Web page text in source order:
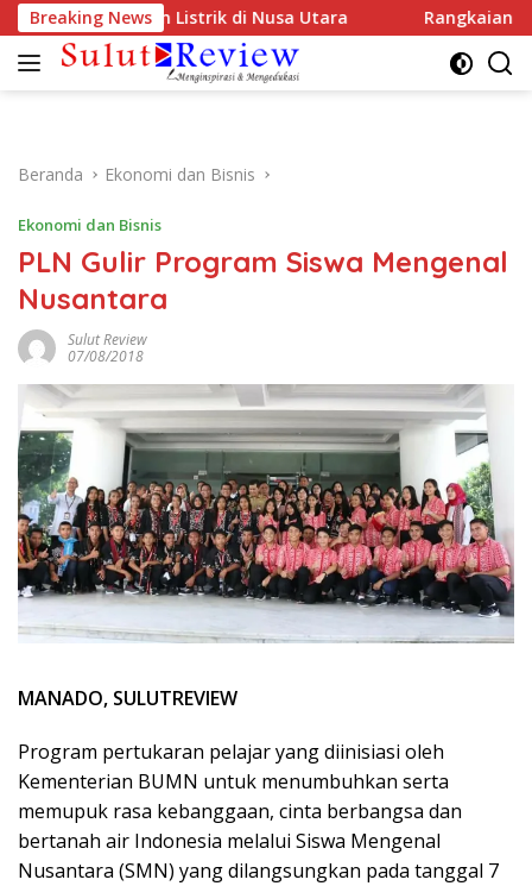
Langsung
ke
konten
Breaking News
Pasokan Listrik di Nusa Utara Rangkaian
Beranda Ekonomi dan Bisnis
Ekonomi dan Bisnis
PLN Gulir Program Siswa Mengenal
Nusantara
Sulut Review
07/08/2018
MANADO, SULUTREVIEW
Program pertukaran pelajar yang diinisiasi oleh
Kementerian BUMN untuk menumbuhkan serta
memupuk rasa kebanggaan, cinta berbangsa dan
bertanah air Indonesia melalui Siswa Mengenal
Nusantara (SMN) yang dilangsungkan pada tanggal 7